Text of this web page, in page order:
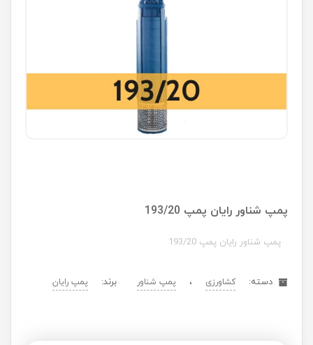
پمپ شناور رایان پمپ 193/20
پمپ شناور رایان پمپ 193/20
دسته: کشاورزی ، پمپ شناور برند: پمپ رایان